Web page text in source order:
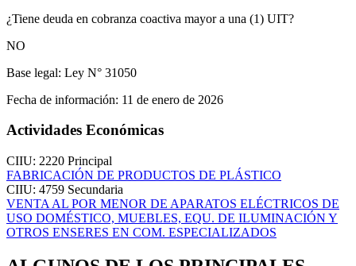
¿Tiene deuda en cobranza coactiva mayor a una (1) UIT?
NO
Base legal: Ley N° 31050
Fecha de información: 11 de enero de 2026
Actividades Económicas
CIIU: 2220 Principal
FABRICACIÓN DE PRODUCTOS DE PLÁSTICO
CIIU: 4759 Secundaria
VENTA AL POR MENOR DE APARATOS ELÉCTRICOS DE
USO DOMÉSTICO, MUEBLES, EQU. DE ILUMINACIÓN Y
OTROS ENSERES EN COM. ESPECIALIZADOS